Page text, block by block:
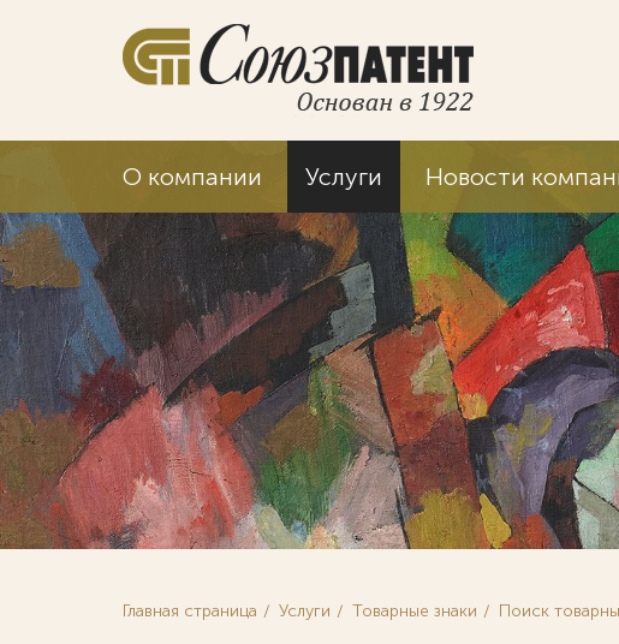
О компании Услуги Новости
Главная страница Услуги Товарные знаки Поиск